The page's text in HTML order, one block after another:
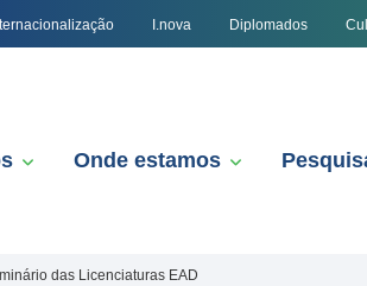
I.nova Diplomados
Onde estamos
das Licenciaturas EAD